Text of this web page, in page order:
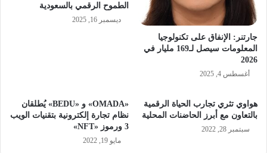
جارتنر: الإنفاق على تكنولوجيا
المعلومات سيصل لـ169 مليار في
2026
أغسطس 4, 2025
الطموح الرقمي بالسعودية
ديسمبر 16, 2025
هواوي تثري تجارب الحياة الرقمية
بالتعاون مع أبرز الحاضنات المحلية
سبتمبر 28, 2022
«OMADA» و «BEDU» يُطلقان
نظام تجارة إلكترونية بتقنيات الويب
3 ورموز «NFT»
مايو 19, 2022